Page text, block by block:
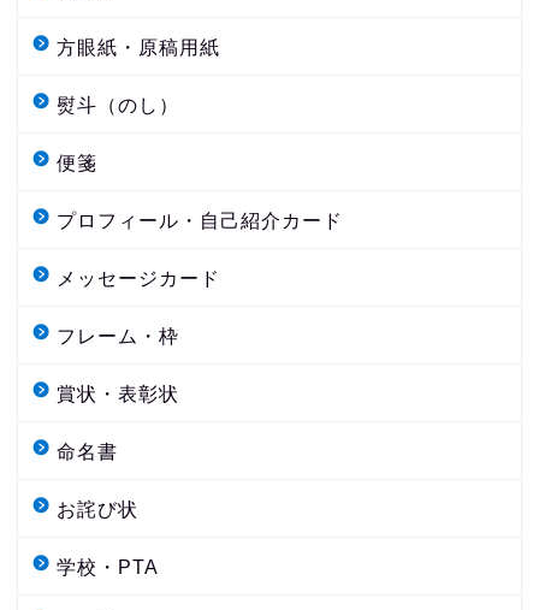
方眼紙・原稿用紙
熨斗（のし）
便箋
プロフィール・自己紹介カード
メッセージカード
フレーム・枠
賞状・表彰状
命名書
お詫び状
学校・PTA